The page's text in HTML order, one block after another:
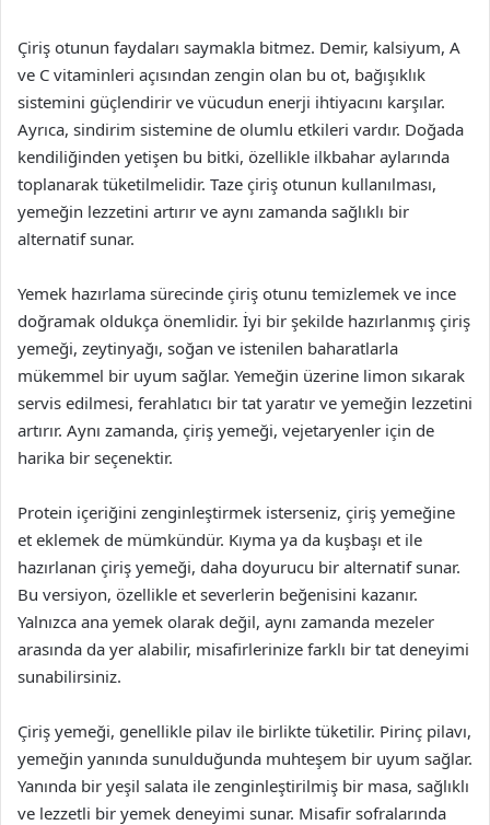
Çiriş otunun faydaları saymakla bitmez. Demir, kalsiyum, A
ve C vitaminleri açısından zengin olan bu ot, bağışıklık
sistemini güçlendirir ve vücudun enerji ihtiyacını karşılar.
Ayrıca, sindirim sistemine de olumlu etkileri vardır. Doğada
kendiliğinden yetişen bu bitki, özellikle ilkbahar aylarında
toplanarak tüketilmelidir. Taze çiriş otunun kullanılması,
yemeğin lezzetini artırır ve aynı zamanda sağlıklı bir
alternatif sunar.
Yemek hazırlama sürecinde çiriş otunu temizlemek ve ince
doğramak oldukça önemlidir. İyi bir şekilde hazırlanmış çiriş
yemeği, zeytinyağı, soğan ve istenilen baharatlarla
mükemmel bir uyum sağlar. Yemeğin üzerine limon sıkarak
servis edilmesi, ferahlatıcı bir tat yaratır ve yemeğin lezzetini
artırır. Aynı zamanda, çiriş yemeği, vejetaryenler için de
harika bir seçenektir.
Protein içeriğini zenginleştirmek isterseniz, çiriş yemeğine
et eklemek de mümkündür. Kıyma ya da kuşbaşı et ile
hazırlanan çiriş yemeği, daha doyurucu bir alternatif sunar.
Bu versiyon, özellikle et severlerin beğenisini kazanır.
Yalnızca ana yemek olarak değil, aynı zamanda mezeler
arasında da yer alabilir, misafirlerinize farklı bir tat deneyimi
sunabilirsiniz.
Çiriş yemeği, genellikle pilav ile birlikte tüketilir. Pirinç pilavı,
yemeğin yanında sunulduğunda muhteşem bir uyum sağlar.
Yanında bir yeşil salata ile zenginleştirilmiş bir masa, sağlıklı
ve lezzetli bir yemek deneyimi sunar. Misafir sofralarında